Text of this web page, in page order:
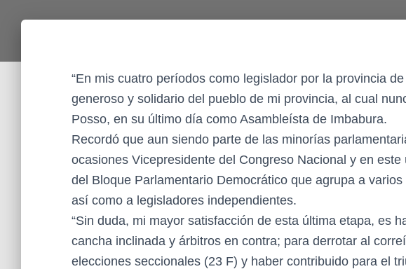
“En mis cuatro períodos como legislador por la provincia
generoso y solidario del pueblo de mi provincia, al cual
Posso, en su último día como Asambleísta de Imbabura.
Recordó que aun siendo parte de las minorías
ocasiones Vicepresidente del Congreso Nacional y en este
del Bloque Parlamentario Democrático que agrupa a
así como a legisladores independientes.
“Sin duda, mi mayor satisfacción de esta última etapa, es
cancha inclinada y árbitros en contra; para derrotar al
elecciones seccionales (23 F) y haber contribuido para el